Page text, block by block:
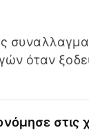
όταν
στις